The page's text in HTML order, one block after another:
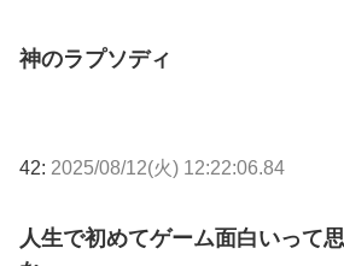
神のラプソディ
42: 2025/08/12(火) 12:22:06.84
人生で初めてゲーム面白いって